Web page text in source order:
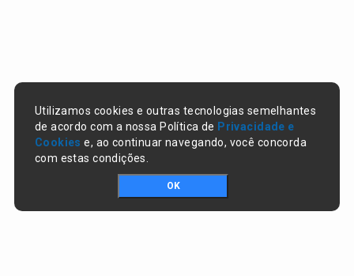
Utilizamos cookies e outras tecnologias semelhantes
de acordo com a nossa Política de Privacidade e
Cookies e, ao continuar navegando, você concorda
com estas condições.
OK